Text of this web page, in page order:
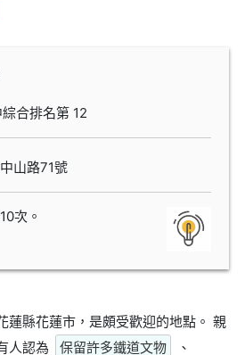
綜合排名第 12
山路71號
次。
蓮縣花蓮市，是頗受歡迎的地點。 親
人認為
保留許多鐵道文物
、